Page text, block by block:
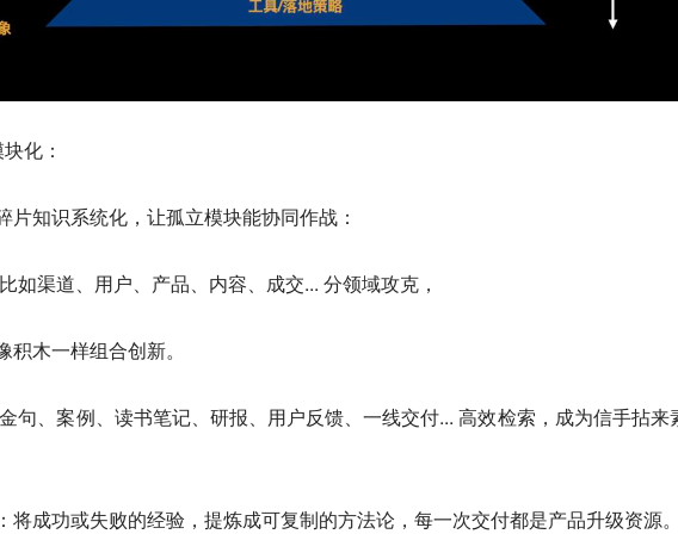
化：
片知识系统化，让孤立模块能协同作战：
如渠道、用户、产品、内容、成交... 分领域攻克，
木一样组合创新。
句、案例、读书笔记、研报、用户反馈、一线交付... 高效检索，成为信手拈来
将成功或失败的经验，提炼成可复制的方法论，每一次交付都是产品升级资源